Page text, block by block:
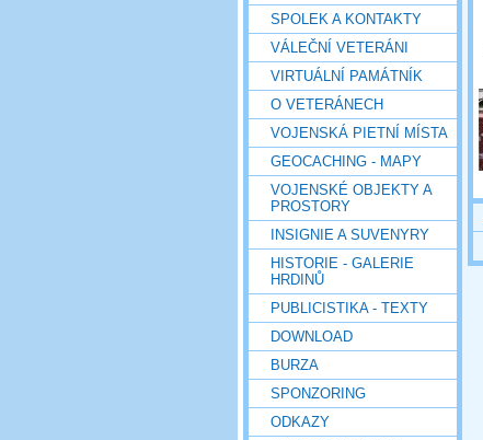
SPOLEK A KONTAKTY
VÁLEČNÍ VETERÁNI
VIRTUÁLNÍ PAMÁTNÍK
O VETERÁNECH
VOJENSKÁ PIETNÍ MÍSTA
GEOCACHING - MAPY
VOJENSKÉ OBJEKTY A
PROSTORY
INSIGNIE A SUVENYRY
HISTORIE - GALERIE
HRDINŮ
PUBLICISTIKA - TEXTY
DOWNLOAD
BURZA
SPONZORING
ODKAZY